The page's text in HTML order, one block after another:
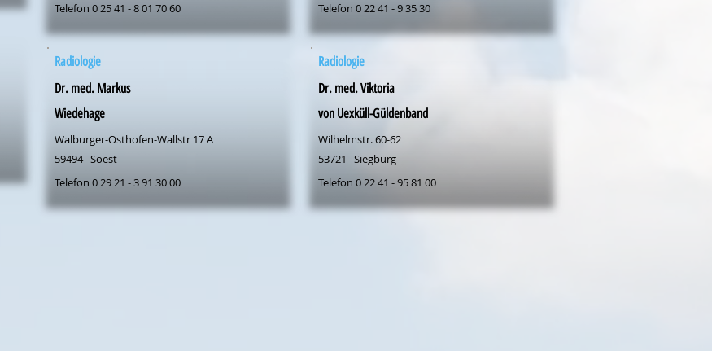
Telefon 0 25 41 - 8 01 70 60
Radiologie
Dr. med. Markus
Wiedehage
Walburger-Osthofen-Wallstr 17 A
59494 Soest
Telefon 0 29 21 - 3 91 30 00
Telefon 0 22 41 - 9 35 30
Radiologie
Dr. med. Viktoria
von Uexküll-Güldenband
Wilhelmstr. 60-62
53721
Siegburg
Telefon 0 22 41 - 95 81 00